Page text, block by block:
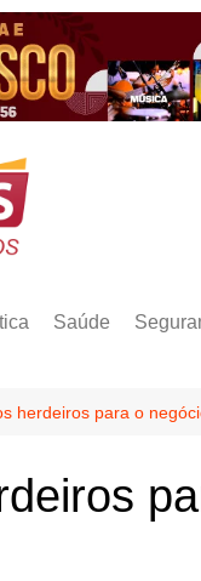
Saúde
herdeiros para o